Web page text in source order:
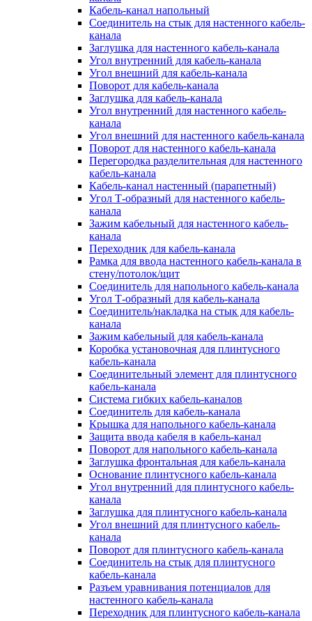
Кабель-канал напольный
Соединитель на стык для настенного кабель-
канала
Заглушка для настенного кабель-канала
Угол внутренний для кабель-канала
Угол внешний для кабель-канала
Поворот для кабель-канала
Заглушка для кабель-канала
Угол внутренний для настенного кабель-
канала
Угол внешний для настенного кабель-канала
Поворот для настенного кабель-канала
Перегородка разделительная для настенного
кабель-канала
Кабель-канал настенный (парапетный)
Угол Т-образный для настенного кабель-
канала
Зажим кабельный для настенного кабель-
канала
Переходник для кабель-канала
Рамка для ввода настенного кабель-канала в
стену/потолок/щит
Соединитель для напольного кабель-канала
Угол Т-образный для кабель-канала
Соединитель/накладка на стык для кабель-
канала
Зажим кабельный для кабель-канала
Коробка установочная для плинтусного
кабель-канала
Соединительный элемент для плинтусного
кабель-канала
Система гибких кабель-каналов
Соединитель для кабель-канала
Крышка для напольного кабель-канала
Защита ввода кабеля в кабель-канал
Поворот для напольного кабель-канала
Заглушка фронтальная для кабель-канала
Основание плинтусного кабель-канала
Угол внутренний для плинтусного кабель-
канала
Заглушка для плинтусного кабель-канала
Угол внешний для плинтусного кабель-
канала
Поворот для плинтусного кабель-канала
Соединитель на стык для плинтусного
кабель-канала
Разъем уравнивания потенциалов для
настенного кабель-канала
Переходник для плинтусного кабель-канала